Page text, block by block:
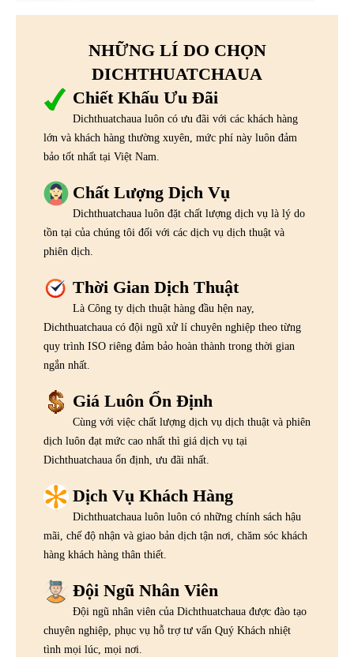
NHỮNG LÍ DO CHỌN
DICHTHUATCHAUA
Chiết Khấu Ưu Đãi
Dichthuatchaua luôn có ưu đãi với các khách hàng
lớn và khách hàng thường xuyên, mức phí này luôn đảm
bảo tốt nhất tại Việt Nam.
Chất Lượng Dịch Vụ
Dichthuatchaua luôn đặt chất lượng dịch vụ là lý do
tồn tại của chúng tôi đối với các dịch vụ dịch thuật và
phiên dịch.
Thời Gian Dịch Thuật
Là Công ty dịch thuật hàng đầu hện nay,
Dichthuatchaua có đội ngũ xử lí chuyên nghiệp theo từng
quy trình ISO riêng đảm bảo hoàn thành trong thời gian
ngắn nhất.
Giá Luôn Ổn Định
Cùng với việc chất lượng dịch vụ dịch thuật và phiên
dịch luôn đạt mức cao nhất thì giá dịch vụ tại
Dichthuatchaua ổn định, ưu đãi nhất.
Dịch Vụ Khách Hàng
Dichthuatchaua luôn luôn có những chính sách hậu
mãi, chế độ nhận và giao bản dịch tận nơi, chăm sóc khách
hàng khách hàng thân thiết.
Đội Ngũ Nhân Viên
Đội ngũ nhân viên của Dichthuatchaua được đào tạo
chuyên nghiệp, phục vụ hỗ trợ tư vấn Quý Khách nhiệt
tình mọi lúc, mọi nơi.